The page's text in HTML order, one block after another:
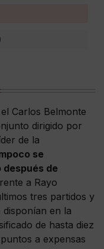
Carlos Belmonte
dirigido por
de la
se
después de
a Rayo
tres partidos y
en la
de hasta diez
a expensas